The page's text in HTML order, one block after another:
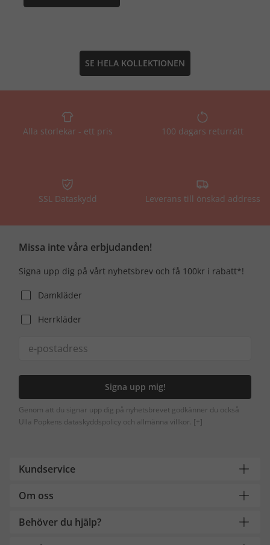
SE HELA KOLLEKTIONEN
Alla storlekar - ett pris 100 dagars returrätt
SSL Dataskydd Leverans till önskad address
Missa inte våra erbjudanden!
Signa upp dig på vårt nyhetsbrev och få 100kr i rabatt*!
Damkläder
Herrkläder
Signa upp mig!
Genom att du signar upp dig på nyhetsbrevet godkänner du också
Ulla Popkens dataskyddspolicy och allmänna villkor. [+]
Kundservice
Om oss
Behöver du hjälp?